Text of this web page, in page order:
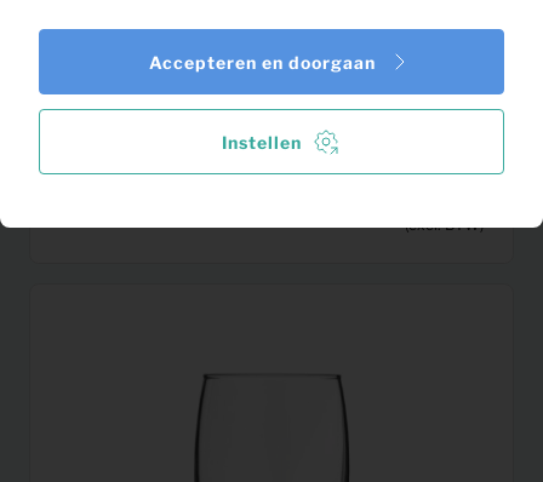
(excl. BTW)
Instellen
Accepteren en doorgaan